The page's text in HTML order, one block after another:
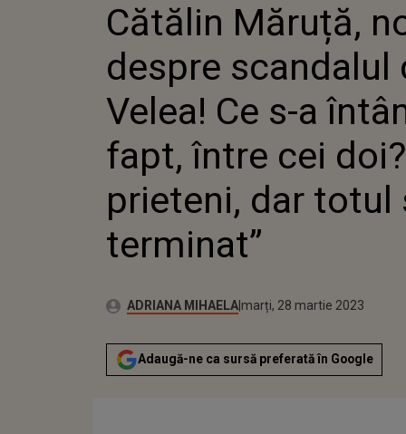
VELEA!
FAPT,
Cătălin Măruță,
despre scandalul
Velea! Ce s-a
fapt, între cei
prieteni, dar totul
terminat”
Autor:ADRIANA MIHAELAPublicat:
luni, 28 martie 2022
Actualizat:
marți, 28 martie 2023
Adaugă-ne ca sursă preferată în Google